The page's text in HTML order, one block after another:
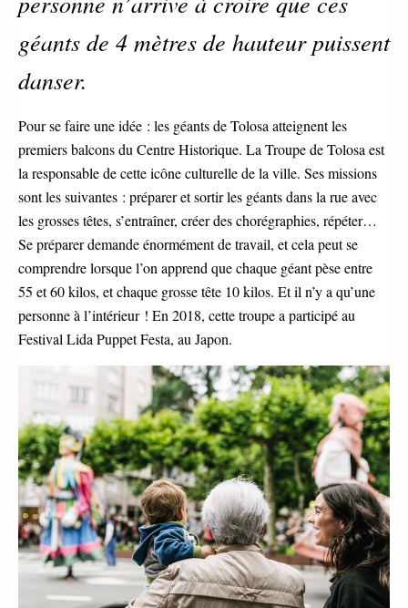
géants de 4 mètres de hauteur puissent
danser.
Pour se faire une idée : les géants de Tolosa atteignent les
premiers balcons du Centre Historique. La Troupe de Tolosa est
la responsable de cette icône culturelle de la ville. Ses missions
sont les suivantes : préparer et sortir les géants dans la rue avec
les grosses têtes, s’entraîner, créer des chorégraphies, répéter…
Se préparer demande énormément de travail, et cela peut se
comprendre lorsque l’on apprend que chaque géant pèse entre
55 et 60 kilos, et chaque grosse tête 10 kilos. Et il n’y a qu’une
personne à l’intérieur ! En 2018, cette troupe a participé au
Festival Lida Puppet Festa, au Japon.